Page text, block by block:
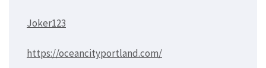
Joker123
https://oceancityportland.com/